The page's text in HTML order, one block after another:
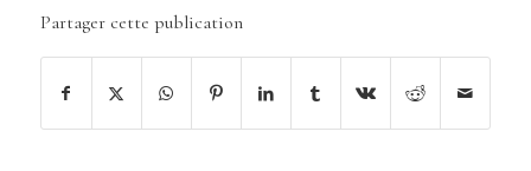
Partager cette publication